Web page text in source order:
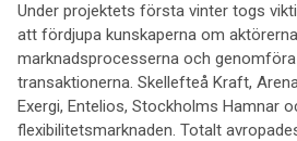
Under projektets första vinter togs
att fördjupa kunskaperna om
marknadsprocesserna och
transaktionerna. Skellefteå Kraft,
Exergi, Entelios, Stockholms Hamnar
flexibilitetsmarknaden. Totalt